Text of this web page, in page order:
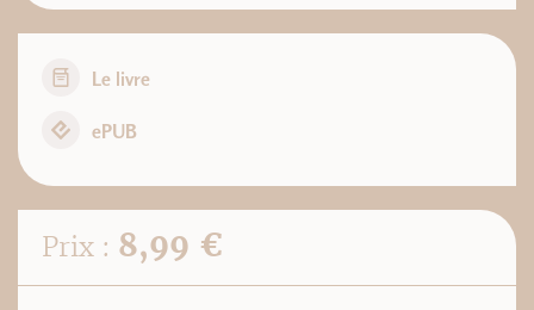
Le livre
ePUB
Prix : 8,99 €